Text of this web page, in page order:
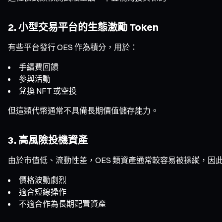
2. 小型交易平台的生態激勵 Token
有些平台發行 OES 作為積分，用於：
手續費回饋
參與活動
兌換 NFT 或空投
但這類代幣通常不具備長期價值儲存能力。
3. 高風險投機資產
由於市值低、流動性差，OES 類資產通常較容易被操縱，因
價格波動劇烈
適合短線操作
不適合作為長期配置資產